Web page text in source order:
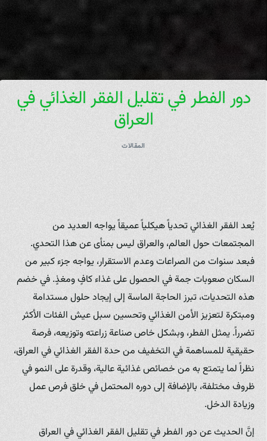
دور الفطر في تقليل الفقر الغذائي في
العراق
المقالات
يُعد الفقر الغذائي تحدياً هيكلياً عميقاً يواجه العديد من
المجتمعات حول العالم، والعراق ليس بمنأى عن هذا التحدي.
فبعد سنوات من الصراعات وعدم الاستقرار، يواجه جزء كبير من
السكان صعوبات جمة في الحصول على غذاء كافٍ ومغذٍ. في خضم
هذه التحديات، تبرز الحاجة الماسة إلى إيجاد حلول مستدامة
ومبتكرة لتعزيز الأمن الغذائي وتحسين سبل عيش الفئات الأكثر
تضرراً. يمثل الفطر، وبشكل خاص صناعة زراعته وتوزيعه، فرصة
حقيقية للمساهمة في التخفيف من حدة الفقر الغذائي في العراق،
نظراً لما يتمتع به من خصائص غذائية عالية، وقدرة على النمو في
ظروف مختلفة، بالإضافة إلى دوره المحتمل في خلق فرص عمل
وزيادة الدخل.
إنَّ الحديث عن دور الفطر في تقليل الفقر الغذائي في العراق